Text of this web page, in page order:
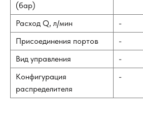
(бар)
Расход Q, л/мин
-
Присоединения портов
-
Вид управления
-
Конфигурация
распределителя
-